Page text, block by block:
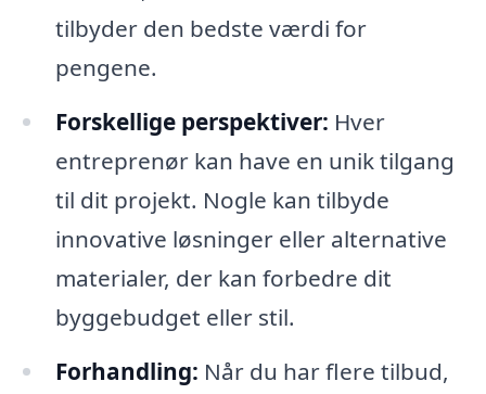
tilbyder den bedste værdi for
pengene.
Forskellige perspektiver: Hver
entreprenør kan have en unik tilgang
til dit projekt. Nogle kan tilbyde
innovative løsninger eller alternative
materialer, der kan forbedre dit
byggebudget eller stil.
Forhandling: Når du har flere tilbud,